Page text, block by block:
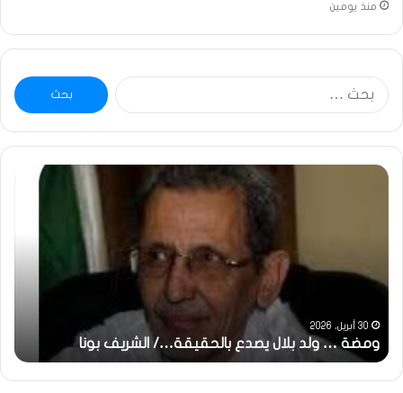
منذ يومين
البحث
عن:
ومضة
بالحقيقة…/
الشريف
30 أبريل، 2026
ومضة … ولد بلال يصدع بالحقيقة…/ الشريف بونا